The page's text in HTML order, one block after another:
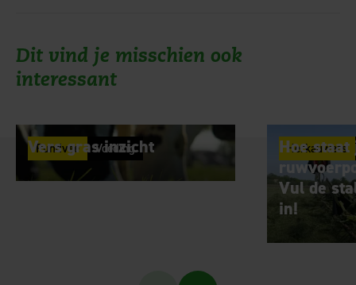
Dit vind je misschien ook
interessant
Rundvee Voeding
Vers gras inzicht Herkauwers
Hoe staat
Vul de
in!